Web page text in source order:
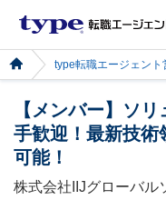
type転職エージェント
【メンバー】ソ
手歓迎！最新技術
可能！
株式会社IIJグローバル